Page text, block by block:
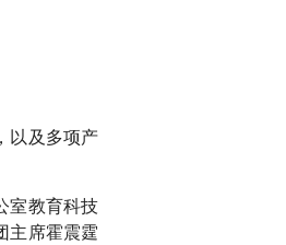
部长李鲁教授、科大署理校董会主席
以及多项产
室教育科技
主席霍震霆